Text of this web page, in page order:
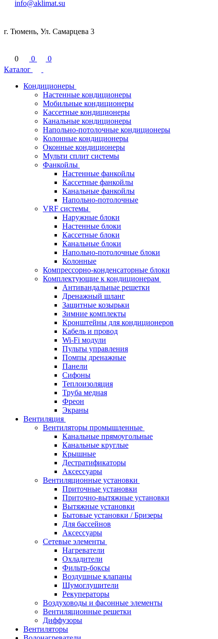
info@aklimat.su
г. Тюмень, Ул. Самарцева 3
0 0
0
Каталог
Кондиционеры
Настенные кондиционеры
Мобильные кондиционеры
Кассетные кондиционеры
Канальные кондиционеры
Напольно-потолочные кондиционеры
Колонные кондиционеры
Оконные кондиционеры
Мульти сплит системы
Фанкойлы
Настенные фанкойлы
Кассетные фанкойлы
Канальные фанкойлы
Напольно-потолочные
VRF системы
Наружные блоки
Настенные блоки
Кассетные блоки
Канальные блоки
Напольно-потолочные блоки
Колонные
Компрессорно-конденсаторные блоки
Комплектующие к кондиционерам
Антивандальные решетки
Дренажный шланг
Защитные козырьки
Зимние комплекты
Кронштейны для кондиционеров
Кабель и провод
Wi-Fi модули
Пульты управления
Помпы дренажные
Панели
Сифоны
Теплоизоляция
Труба медная
Фреон
Экраны
Вентиляция
Вентиляторы промышленные
Канальные прямоугольные
Канальные круглые
Крышные
Дестратификаторы
Аксессуары
Вентиляционные установки
Приточные установки
Приточно-вытяжные установки
Вытяжные установки
Бытовые установки / Бризеры
Для бассейнов
Аксессуары
Сетевые элементы
Нагреватели
Охладители
Фильтр-боксы
Воздушные клапаны
Шумоглушители
Рекуператоры
Воздуховоды и фасонные элементы
Вентиляционные решетки
Диффузоры
Вентиляторы